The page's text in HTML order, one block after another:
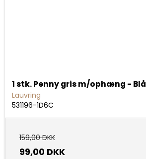
1 stk. Penny gris m/ophæng - Blå
Lauvring
531196-1D6C
159,00 DKK
99,00 DKK